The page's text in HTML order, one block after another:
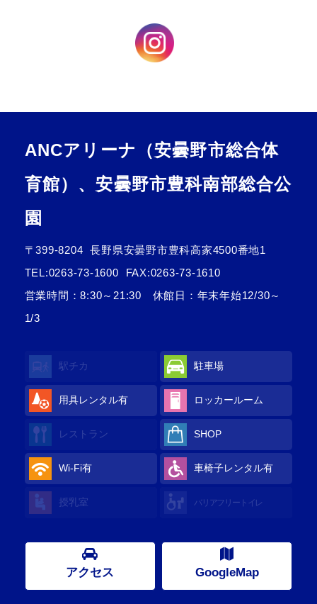
ANCアリーナ（安曇野市総合体
育館）、安曇野市豊科南部総合公
園
〒399-8204
長野県安曇野市豊科高家4500番地1
TEL:0263-73-1600
FAX:0263-73-1610
営業時間：8:30～21:30 休館日：年末年始12/30～
1/3
駅チカ 駐車場
用具レンタル有 ロッカールーム
レストラン SHOP
Wi-Fi有 車椅子レンタル有
授乳室 バリアフリートイレ
アクセス GoogleMap